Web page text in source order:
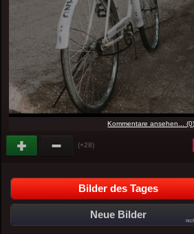
Kommentare ansehen... (0)
(+28)
Bilder des Tages
Neue Bilder